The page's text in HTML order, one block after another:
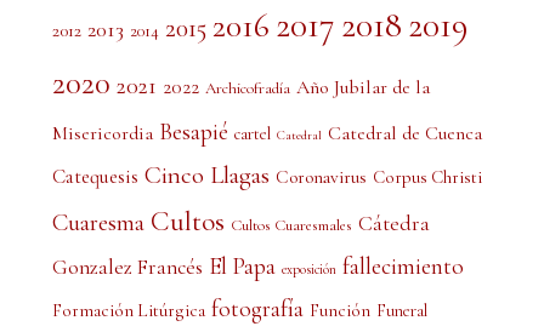
2012 2013 2014 2015 2016 2017 2018 2019
2020 2021 2022 Archicofradía Año Jubilar de la
Misericordia Besapié cartel Catedral Catedral de Cuenca
Catequesis Cinco Llagas Coronavirus Corpus Christi
Cuaresma Cultos Cultos Cuaresmales Cátedra
Gonzalez Francés El Papa exposición fallecimiento
Formación Litúrgica fotografía Función Funeral